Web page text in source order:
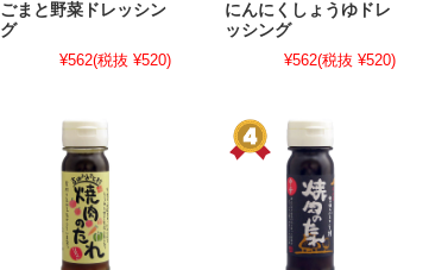
ごまと野菜ドレッシン
グ
¥562(税抜 ¥520)
にんにくしょうゆドレ
ッシング
¥562(税抜 ¥520)